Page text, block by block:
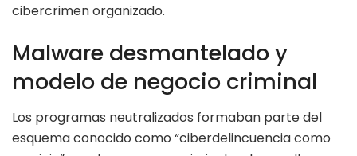
cibercrimen organizado.
Malware desmantelado y
modelo de negocio criminal
Los programas neutralizados formaban parte del
esquema conocido como “ciberdelincuencia como